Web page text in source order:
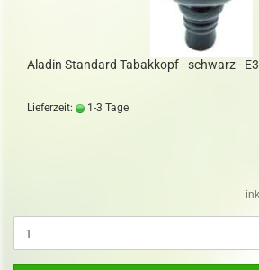
Aladin Standard Tabakkopf - schwarz -
Lieferzeit: 1-3 Tage